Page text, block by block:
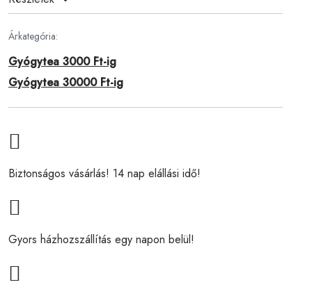
Árkategória:
Gyógytea 3000 Ft-ig
Gyógytea 30000 Ft-ig
Biztonságos vásárlás! 14 nap elállási idő!
Gyors házhozszállítás egy napon belül!